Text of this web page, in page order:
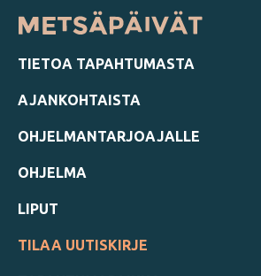
TIETOA TAPAHTUMASTA
AJANKOHTAISTA
OHJELMANTARJOAJALLE
OHJELMA
LIPUT
TILAA UUTISKIRJE